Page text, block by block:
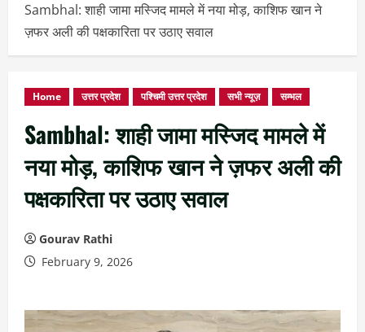
Sambhal: शाही जामा मस्जिद मामले में नया मोड़, काशिफ खान ने
ज़फर अली की पक्षकारिता पर उठाए सवाल
Home उत्तर प्रदेश पश्चिमी उत्तर प्रदेश सभी न्यूज़ सम्भल
Sambhal: शाही जामा मस्जिद मामले में
नया मोड़, काशिफ खान ने ज़फर अली की
पक्षकारिता पर उठाए सवाल
Gourav Rathi
February 9, 2026